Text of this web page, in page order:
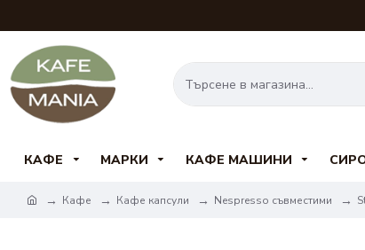
КАФЕ МАРКИ КАФЕ МАШИНИ
Кафе Кафе капсули Nespresso съвместими